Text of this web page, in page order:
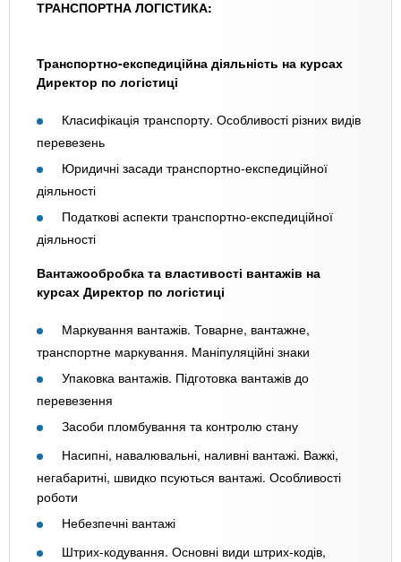
ТРАНСПОРТНА ЛОГІСТИКА:
Транспортно-експедиційна діяльність на курсах
Директор по логістиці
Класифікація транспорту. Особливості різних видів
перевезень
Юридичні засади транспортно-експедиційної
діяльності
Податкові аспекти транспортно-експедиційної
діяльності
Вантажообробка та властивості вантажів на
курсах Директор по логістиці
Маркування вантажів. Товарне, вантажне,
транспортне маркування. Маніпуляційні знаки
Упаковка вантажів. Підготовка вантажів до
перевезення
Засоби пломбування та контролю стану
Насипні, навалювальні, наливні вантажі. Важкі,
негабаритні, швидко псуються вантажі. Особливості
роботи
Небезпечні вантажі
Штрих-кодування. Основні види штрих-кодів,